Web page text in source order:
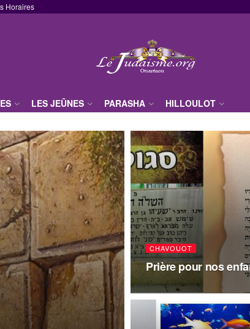
Horaires
LES JEÛNES PARASHA HILLOULOT
CHAVOUOT
Prière pour nos